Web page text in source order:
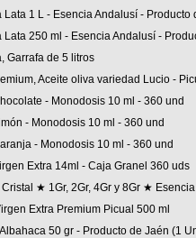
1 L - Esencia Andalusí - Producto
250 ml - Esencia Andalusí -
Garrafa de 5 litros
Aceite oliva variedad Lucio -
- Monodosis 10 ml - 360 und
- Monodosis 10 ml - 360 und
- Monodosis 10 ml - 360 und
Extra 14ml - Caja Granel 360 uds
★ 1Gr, 2Gr, 4Gr y 8Gr ★
Extra Premium Picual 500 ml
50 gr - Producto de Jaén (1